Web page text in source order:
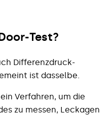
Test?
Differenzdruck-
ist dasselbe.
Verfahren, um die
zu messen, Leckagen